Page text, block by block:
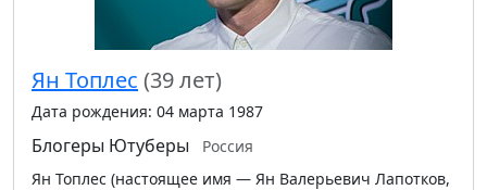
Ян Топлес (39 лет)
Дата рождения: 04 марта 1987
Блогеры Ютуберы
Россия
Ян Топлес (настоящее имя — Ян Валерьевич Лапотков,